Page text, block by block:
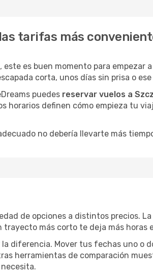
tarifas más
es buen momento para empezar
corta, unos días sin prisa o
puedes reservar vuelos a
horarios definen cómo empieza tu
no debería llevarte más
de opciones a distintos precios.
trayecto más corto te deja más horas
diferencia. Mover tus fechas uno o
herramientas de comparación